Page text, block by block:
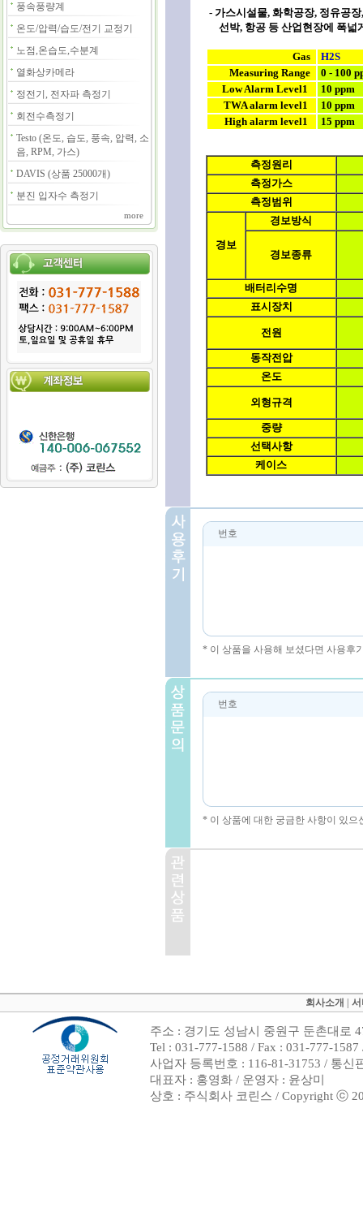
풍속풍량계
온도/압력/습도/전기 교정기
노점,온습도,수분계
열화상카메라
정전기, 전자파 측정기
회전수측정기
Testo (온도, 습도, 풍속, 압력, 소
음, RPM, 가스)
DAVIS (상품 25000개)
분진 입자수 측정기
more
- 가스시설물, 화학공장, 정유공
선박, 항공 등 산업현장에 폭넓
Gas
H2S
Measuring Range
0 - 100
Low Alarm Level1
10 ppm
TWA alarm level1
10 ppm
High alarm level1
15 ppm
측정원리
측정가스
측정범위
경보
경보방식
경보종류
배터리수명
표시장치
전원
동작전압
온도
외형규격
중량
선택사항
케이스
번호
* 이 상품을 사용해 보셨다면 사용후
번호
* 이 상품에 대한 궁금한 사항이 있
회사소개
주소 : 경기도 성남시 중원구 둔촌대로
Tel : 031-777-1588 / Fax : 031-777-
사업자 등록번호 : 116-81-31753 / 통신
대표자 : 홍영화 / 운영자 : 윤상미
상호 : 주식회사 코린스 / Copyright ⓒ